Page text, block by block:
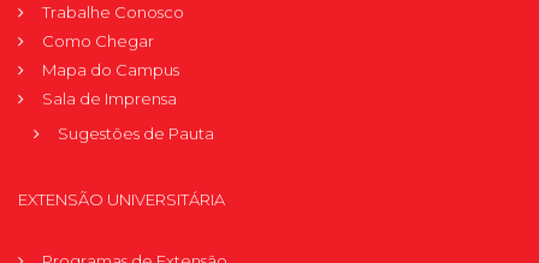
Trabalhe Conosco
Como Chegar
Mapa do Campus
Sala de Imprensa
Sugestões de Pauta
EXTENSÃO UNIVERSITÁRIA